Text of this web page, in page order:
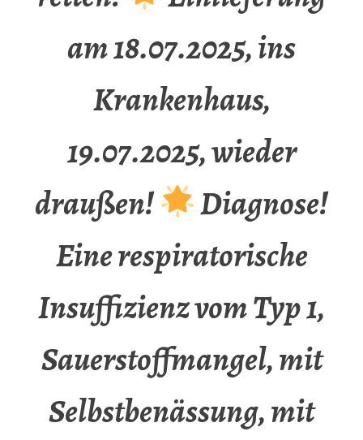
am 18.07.2025, ins
Krankenhaus,
19.07.2025, wieder
draußen!
Diagnose!
Eine respiratorische
Insuffizienz vom Typ 1,
Sauerstoffmangel, mit
Selbstbenässung, mit